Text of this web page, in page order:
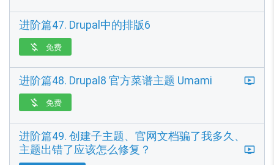
进阶篇47. Drupal中的排版6
 免费
进阶篇48. Drupal8 官方菜谱主题 Umami
 免费
进阶篇49. 创建子主题、官网文档骗了我多久、
主题出错了应该怎么修复？